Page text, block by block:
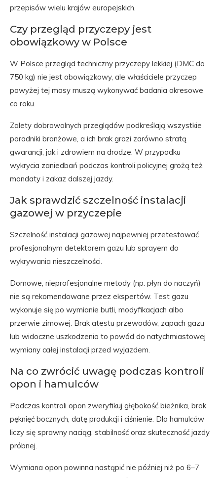
przepisów wielu krajów europejskich.
Czy przegląd przyczepy jest
obowiązkowy w Polsce
W Polsce przegląd techniczny przyczepy lekkiej (DMC do
750 kg) nie jest obowiązkowy, ale właściciele przyczep
powyżej tej masy muszą wykonywać badania okresowe
co roku.
Zalety dobrowolnych przeglądów podkreślają wszystkie
poradniki branżowe, a ich brak grozi zarówno stratą
gwarancji, jak i zdrowiem na drodze. W przypadku
wykrycia zaniedbań podczas kontroli policyjnej grożą też
mandaty i zakaz dalszej jazdy.
Jak sprawdzić szczelność instalacji
gazowej w przyczepie
Szczelność instalacji gazowej najpewniej przetestować
profesjonalnym detektorem gazu lub sprayem do
wykrywania nieszczelności.
Domowe, nieprofesjonalne metody (np. płyn do naczyń)
nie są rekomendowane przez ekspertów. Test gazu
wykonuje się po wymianie butli, modyfikacjach albo
przerwie zimowej. Brak atestu przewodów, zapach gazu
lub widoczne uszkodzenia to powód do natychmiastowej
wymiany całej instalacji przed wyjazdem.
Na co zwrócić uwagę podczas kontroli
opon i hamulców
Podczas kontroli opon zweryfikuj głębokość bieżnika, brak
pęknięć bocznych, datę produkcji i ciśnienie. Dla hamulców
liczy się sprawny naciąg, stabilność oraz skuteczność jazdy
próbnej.
Wymiana opon powinna nastąpić nie później niż po 6–7